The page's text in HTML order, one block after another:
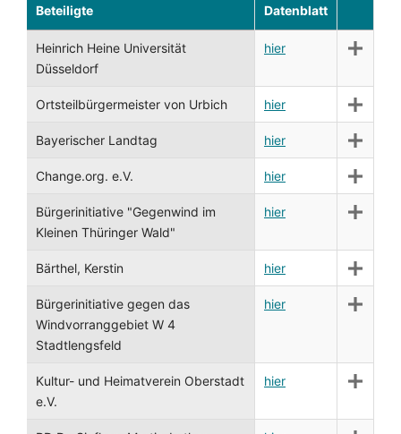
Beteiligte Datenblatt
Heinrich Heine Universität
Düsseldorf
hier
Ortsteilbürgermeister von Urbich hier
Bayerischer Landtag hier
Change.org. e.V. hier
Bürgerinitiative "Gegenwind im
Kleinen Thüringer Wald"
hier
Bärthel, Kerstin hier
Bürgerinitiative gegen das
Windvorranggebiet W 4
Stadtlengsfeld
hier
Kultur- und Heimatverein Oberstadt
e.V.
hier